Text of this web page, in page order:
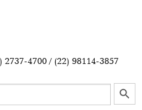
4700 / (22) 98114-3857
Search Button